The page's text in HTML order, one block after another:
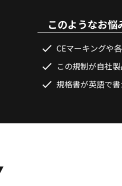
このようなお悩
CEマーキングや
この規制が自社
規格書が英語で